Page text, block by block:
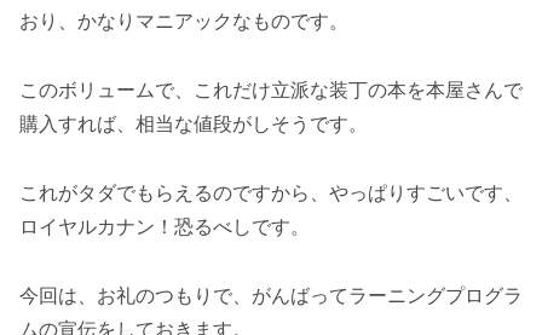
おり、かなりマニアックなものです。
このボリュームで、これだけ立派な装丁の本を本屋さんで
購入すれば、相当な値段がしそうです。
これがタダでもらえるのですから、やっぱりすごいです、
ロイヤルカナン！恐るべしです。
今回は、お礼のつもりで、がんばってラーニングプログラ
ムの宣伝をしておきます。